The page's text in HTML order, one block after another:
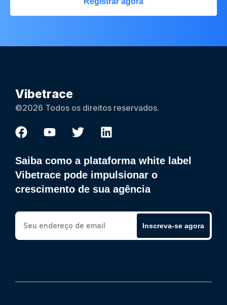
Vibetrace
©2026 Todos os direitos reservados.
Saiba como a plataforma white label
Vibetrace pode impulsionar o
crescimento de sua agência
Inscreva-se agora